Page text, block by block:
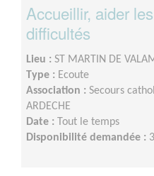
Accueillir, aider
difficultés
Lieu : ST MARTIN DE
Type : Ecoute
Association : Secours
ARDECHE
Date :
Tout le temps
Disponibilité demandée :